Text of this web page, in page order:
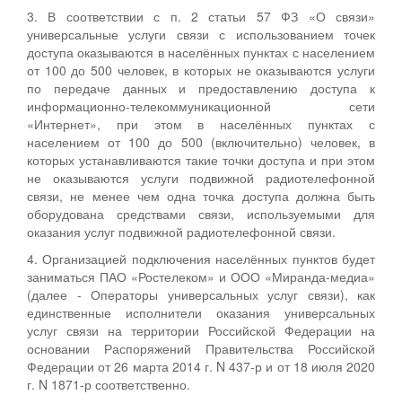
3. В соответствии с п. 2 статьи 57 ФЗ «О связи»
универсальные услуги связи с использованием точек
доступа оказываются в населённых пунктах с населением
от 100 до 500 человек, в которых не оказываются услуги
по передаче данных и предоставлению доступа к
информационно-телекоммуникационной сети
«Интернет», при этом в населённых пунктах с
населением от 100 до 500 (включительно) человек, в
которых устанавливаются такие точки доступа и при этом
не оказываются услуги подвижной радиотелефонной
связи, не менее чем одна точка доступа должна быть
оборудована средствами связи, используемыми для
оказания услуг подвижной радиотелефонной связи.
4. Организацией подключения населённых пунктов будет
заниматься ПАО «Ростелеком» и ООО «Миранда-медиа»
(далее - Операторы универсальных услуг связи), как
единственные исполнители оказания универсальных
услуг связи на территории Российской Федерации на
основании Распоряжений Правительства Российской
Федерации от 26 марта 2014 г. N 437-р и от 18 июля 2020
г. N 1871-р соответственно.